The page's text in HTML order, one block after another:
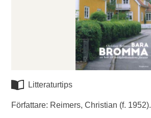
Litteraturtips
Författare: Reimers, Christian (f. 1952).